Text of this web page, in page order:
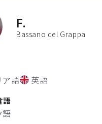
F.
Bassano del Grappa
ア語 英語
語
語